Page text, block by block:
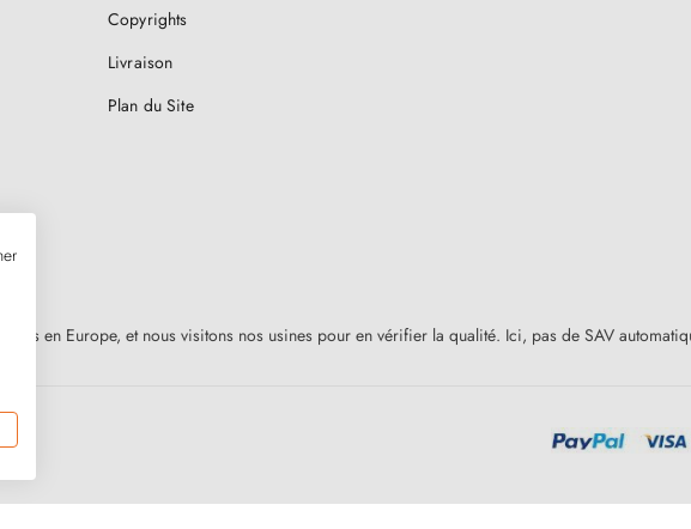
Copyrights
Livraison
Plan du Site
en Europe, et nous visitons nos usines pour en vérifier la qualité. Ici, pas de SAV